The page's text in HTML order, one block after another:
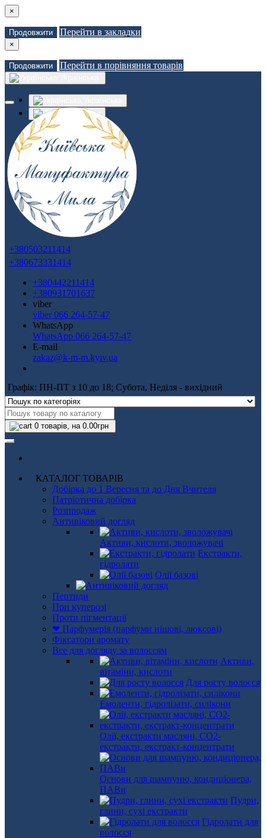
×
Продовжити Перейти в закладки
×
Продовжити Перейти в порівняння товарів
Russian
Закладки (0)
Порівняння товарів (0)
Зв'язатися з нами
Авторизація
Реєстрація
+380503211414
+380673331414
+380442211414
+380931701637
viber
viber 066 264-57-47
WhatsApp
WhatsApp 066 264-57-47
E-mail
zakaz@k-m-m.kyiv.ua
Графік: ПН-ПТ з 10 до 18; Субота, Неділя - вихідний
0 товарів, на 0.00грн
КАТАЛОГ ТОВАРІВ
Добірка до 1 Вересня та до Дня Вчителя
Патріотична добірка
Розпродаж
Антивіковий догляд
Активи, кислоти, зволожувачі
Екстракти,
гідролати
Олії базові
Пептиди
При куперозі
Проти пігментації
❤ Парфумерія (парфуми нішові, люксові)
Фіксатори аромату
Все для догляду за волоссям
Активи,
вітаміни, кислоти
Для росту волосся
Емоленти, гідролізати, силікони
Олії, екстракти масляні, СО2-
екстракти, екстракт-концентрати
Основи для шампуню, кондиціонера,
ПАВи
Пудри,
глини, сухі екстракти
Гідролати для
волосся